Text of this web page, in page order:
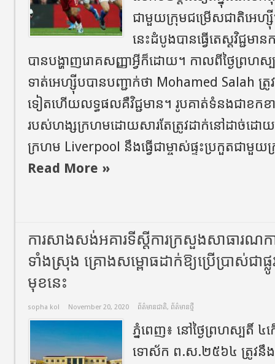
ជាមួយក្រុមជម្រើសជាតិអេហ្ស៊ី
នេះដំបូងបានធ្វើតេស្តវិជ្ជ
បានបង្ហាញរោគសញ្ញាអ្វីក៏ដោយ។ កាលពីថ្ងៃព្រហ
ទាត់អេហ្ស៊ីបបានបញ្ជាក់ថា Mohamed Salah ត្រូ
ទៀតហើយលទ្ធផលគឺវិជ្ជមាន។ រូបគាត់ទំនងជាខកខា
របស់ហង្សក្រហមដោយសារតែត្រូវដាក់នៅដាច់ដោ
ក្រហម Liverpool នឹងធ្វើជាម្ចាស់ផ្ទះប្រកួតជាមួ
Read More »
ការសាងសង់អគារទីស្តីការក្រសួងសាធារណកា
ទាំងស្រុង គ្រោងសម្ពោធដាក់ឱ្យប្រើប្រាស់ជាផ្
មុខនេះ
sopha kol November 20, 2020 ព័ត៌មានជាតិ, ព័ត៌មានថ្មី
ភ្នំពេញ៖ នៅថ្ងៃព្រហស្បតិ៍ ៤
ទោស័ក ព.ស.២៥៦៤ ត្រូវនឹងថ្ង